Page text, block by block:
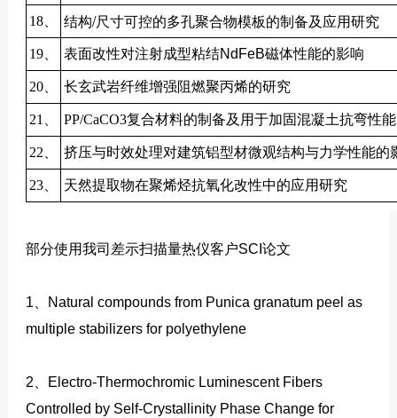
18、 结构/尺寸可控的多孔聚合物模板的制备及应用研究
19、 表面改性对注射成型粘结NdFeB磁体性能的影响
20、 长玄武岩纤维增强阻燃聚丙烯的研究
21、 PP/CaCO3复合材料的制备及用于加固混凝土抗弯性
22、 挤压与时效处理对建筑铝型材微观结构与力学性能的
23、 天然提取物在聚烯烃抗氧化改性中的应用研究
部分使用我司差示扫描量热仪客户SCI论文
1、Natural compounds from Punica granatum peel as
multiple stabilizers for polyethylene
2、Electro-Thermochromic Luminescent Fibers
Controlled by Self-Crystallinity Phase Change for